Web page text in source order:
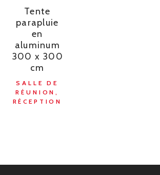
Tente
parapluie
en
aluminum
300 x 300
cm
SALLE DE
RÉUNION,
RÉCEPTION